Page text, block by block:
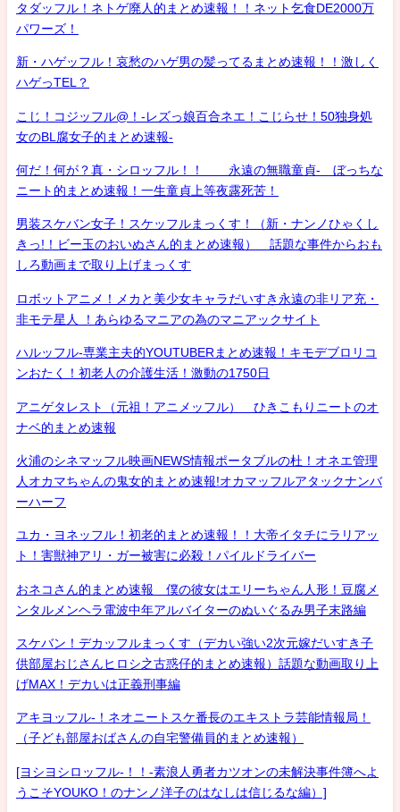
タダッフル！ネトゲ廃人的まとめ速報！！ネット乞食DE2000万
パワーズ！
新・ハゲッフル！哀愁のハゲ男の髪ってるまとめ速報！！激しく
ハゲっTEL？
こじ！コジッフル@！-レズっ娘百合ネエ！こじらせ！50独身処
女のBL腐女子的まとめ速報-
何だ！何が？真・シロッフル！！ 永遠の無職童貞- ぼっちな
ニート的まとめ速報！一生童貞上等夜露死苦！
男装スケバン女子！スケッフルまっくす！（新・ナンノひゃくし
きっ!！ビー玉のおいぬさん的まとめ速報） 話題な事件からおも
しろ動画まで取り上げまっくす
ロボットアニメ！メカと美少女キャラだいすき永遠の非リア充・
非モテ星人 ！あらゆるマニアの為のマニアックサイト
ハルッフル-専業主夫的YOUTUBERまとめ速報！キモデブロリコ
ンおたく！初老人の介護生活！激動の1750日
アニゲタレスト（元祖！アニメッフル） ひきこもりニートのオ
ナベ的まとめ速報
火浦のシネマッフル映画NEWS情報ポータブルの杜！オネエ管理
人オカマちゃんの鬼女的まとめ速報!オカマッフルアタックナンバ
ーハーフ
ユカ・ヨネッフル！初老的まとめ速報！！大帝イタチにラリアッ
ト！害獣神アリ・ガー被害に必殺！パイルドライバー
おネコさん的まとめ速報 僕の彼女はエリーちゃん人形！豆腐メ
ンタルメンヘラ電波中年アルバイターのぬいぐるみ男子末路編
スケバン！デカッフルまっくす（デカい強い2次元嫁だいすき子
供部屋おじさんヒロシ之古惑仔的まとめ速報）話題な動画取り上
げMAX！デカいは正義刑事編
アキヨッフル-！ネオニートスケ番長のエキストラ芸能情報局！
（子ども部屋おばさんの自宅警備員的まとめ速報）
[ヨシヨシロッフル-！！-素浪人勇者カツオンの未解決事件簿へよ
うこそYOUKO！のナンノ洋子のはなしは信じるな編）]